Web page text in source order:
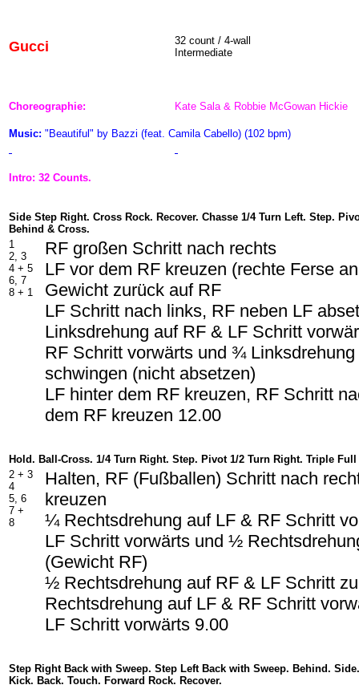
Gucci
32 count / 4-wall
Intermediate
Choreographie: Kate Sala & Robbie McGowan Hickie
Music: "Beautiful" by Bazzi (feat. Camila Cabello) (102 bpm)
Intro: 32 Counts.
Side Step Right. Cross Rock. Recover. Chasse 1/4 Turn Left. Step.
Behind & Cross.
1
2, 3
4 + 5
6, 7
8 + 1
RF großen Schritt nach rechts
LF vor dem RF kreuzen (rechte Ferse
Gewicht zurück auf RF
LF Schritt nach links, RF neben LF
Linksdrehung auf RF & LF Schritt
RF Schritt vorwärts und ¾
schwingen (nicht absetzen)
LF hinter dem RF kreuzen, RF Schritt
dem RF kreuzen 12.00
Hold. Ball-Cross. 1/4 Turn Right. Step. Pivot 1/2 Turn Right. Triple
2 + 3
4
5, 6
7 +
8
Halten, RF (Fußballen) Schritt nach
kreuzen
¼ Rechtsdrehung auf LF & RF Schritt
LF Schritt vorwärts und ½
(Gewicht RF)
½ Rechtsdrehung auf RF & LF Schritt
Rechtsdrehung auf LF & RF Schritt
LF Schritt vorwärts 9.00
Step Right Back with Sweep. Step Left Back with Sweep. Behind.
Kick. Back. Touch. Forward Rock. Recover.